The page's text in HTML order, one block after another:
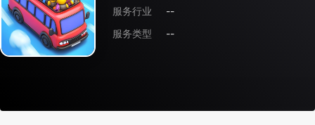
服务行业
--
服务类型
--